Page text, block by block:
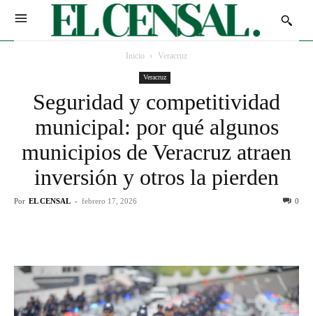
Inicio Veracruz
Veracruz
Seguridad y competitividad
municipal: por qué algunos
municipios de Veracruz atraen
inversión y otros la pierden
Por EL CENSAL - febrero 17, 2026 0